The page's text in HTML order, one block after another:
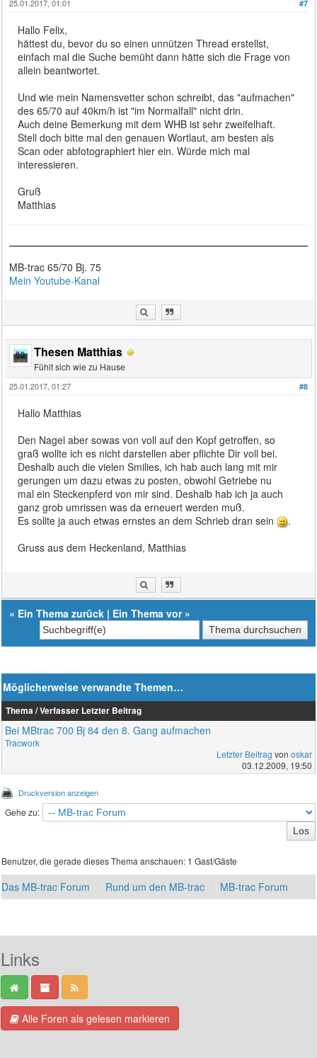
#7
25.01.2017, 01:01
Hallo Felix,
hättest du, bevor du so einen unnützen Thread erstellst,
einfach mal die Suche bemüht dann hätte sich die Frage von
allein beantwortet.
Und wie mein Namensvetter schon schreibt, das "aufmachen"
des 65/70 auf 40km/h ist "im Normalfall" nicht drin.
Auch deine Bemerkung mit dem WHB ist sehr zweifelhaft.
Stell doch bitte mal den genauen Wortlaut, am besten als
Scan oder abfotographiert hier ein. Würde mich mal
interessieren.
Gruß
Matthias
MB-trac 65/70 Bj. 75
Mein Youtube-Kanal
Thesen Matthias
Fühlt sich wie zu Hause
#8
25.01.2017, 01:27
Hallo Matthias
Den Nagel aber sowas von voll auf den Kopf getroffen, so
graß wollte ich es nicht darstellen aber pflichte Dir voll bei.
Deshalb auch die vielen Smilies, ich hab auch lang mit mir
gerungen um dazu etwas zu posten, obwohl Getriebe nu
mal ein Steckenpferd von mir sind. Deshalb hab ich ja auch
ganz grob umrissen was da erneuert werden muß.
Es sollte ja auch etwas ernstes an dem Schrieb dran sein
.
Gruss aus dem Heckenland, Matthias
« Ein Thema zurück | Ein Thema vor»
Möglicherweise verwandte Themen…
Thema / Verfasser Letzter Beitrag
Bei MBtrac 700 Bj 84 den 8. Gang aufmachen
Tracwork
Letzter Beitrag von oskar
03.12.2009, 19:50
Druckversion anzeigen
Gehe zu:
Benutzer, die gerade dieses Thema anschauen: 1 Gast/Gäste
Das MB-trac Forum Rund um den MB-trac MB-trac Forum
Links
Alle Foren als gelesen markieren